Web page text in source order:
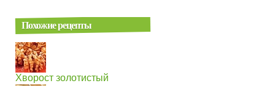
Похожие рецепты
Хворост золотистый